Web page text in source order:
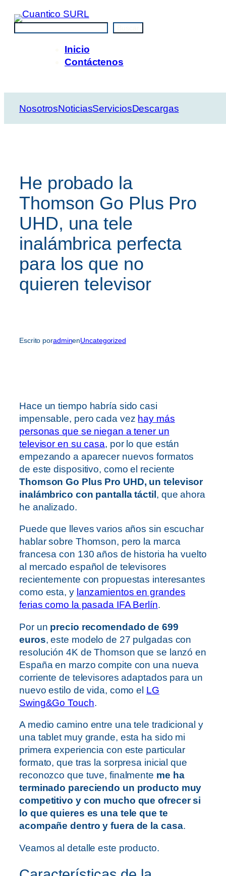
Saltar
contenido
Inicio
Contáctenos
NosotrosNoticiasServiciosDescargas
He probado la
Thomson Go Plus Pro
UHD, una tele
inalámbrica perfecta
para los que no
quieren televisor
Escrito poradminenUncategorized
Hace un tiempo habría sido casi
impensable, pero cada vez hay más
personas que se niegan a tener un
televisor en su casa, por lo que están
empezando a aparecer nuevos formatos
de este dispositivo, como el reciente
Thomson Go Plus Pro UHD, un televisor
inalámbrico con pantalla táctil , que ahora
he analizado.
Puede que lleves varios años sin escuchar
hablar sobre Thomson, pero la marca
francesa con 130 años de historia ha vuelto
al mercado español de televisores
recientemente con propuestas interesantes
como esta, y lanzamientos en grandes
ferias como la pasada IFA Berlín.
Por un precio recomendado de 699
euros, este modelo de 27 pulgadas con
resolución 4K de Thomson que se lanzó en
España en marzo compite con una nueva
corriente de televisores adaptados para un
nuevo estilo de vida, como el LG
Swing&Go Touch.
A medio camino entre una tele tradicional y
una tablet muy grande, esta ha sido mi
primera experiencia con este particular
formato, que tras la sorpresa inicial que
reconozco que tuve, finalmente me ha
terminado pareciendo un producto muy
competitivo y con mucho que ofrecer si
lo que quieres es una tele que te
acompañe dentro y fuera de la casa.
Veamos al detalle este producto.